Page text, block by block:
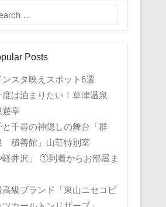
Posts
スタ映えスポット6選
度は泊まりたい！草津温泉
遊亭
と千尋の神隠しの舞台「群
積善館」山荘特別室
軽井沢」 ①到着からお部屋ま
高級ブランド「東山ニセコビ